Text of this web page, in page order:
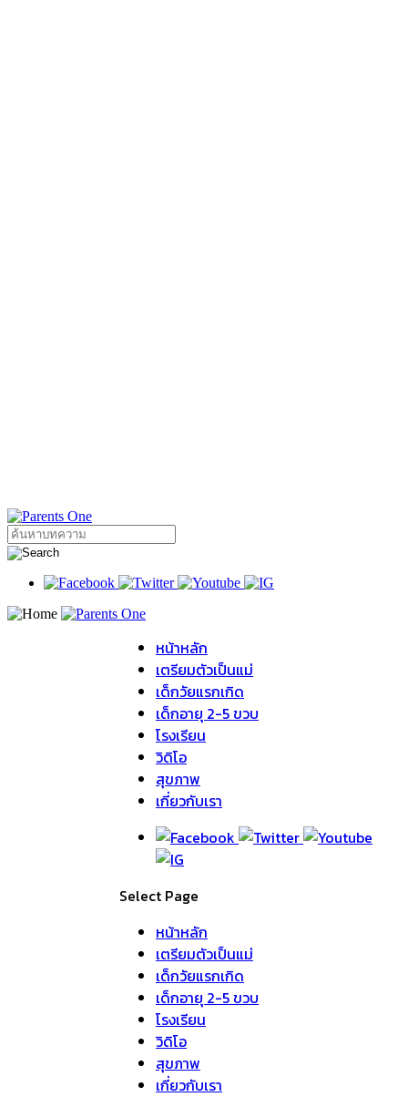
หน้าหลัก
เตรียมตัวเป็นแม่
เด็กวัยแรกเกิด
เด็กอายุ 2-5 ขวบ
โรงเรียน
วิดิโอ
สุขภาพ
เกี่ยวกับเรา
Select Page
หน้าหลัก
เตรียมตัวเป็นแม่
เด็กวัยแรกเกิด
เด็กอายุ 2-5 ขวบ
โรงเรียน
วิดิโอ
สุขภาพ
เกี่ยวกับเรา